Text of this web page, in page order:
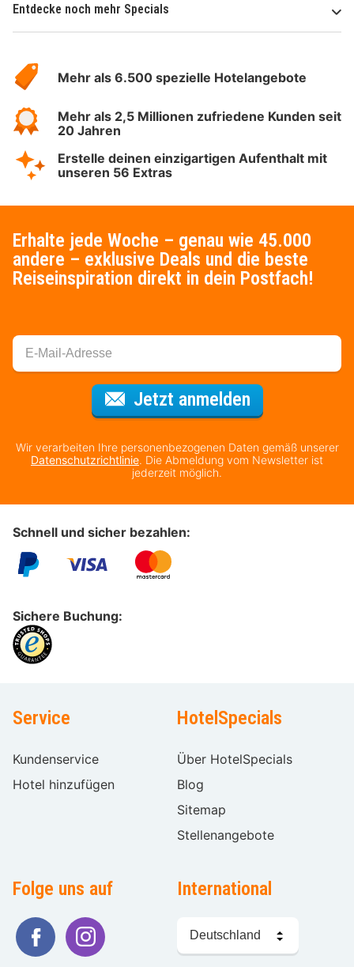
Entdecke noch mehr Specials
Hotelspecials
Mehr als 6.500 spezielle Hotelangebote
Mehr als 2,5 Millionen zufriedene Kunden seit
20 Jahren
Erstelle deinen einzigartigen Aufenthalt mit
unseren 56 Extras
Erhalte jede Woche – genau wie 45.000
andere – exklusive Deals und die beste
Reiseinspiration direkt in dein Postfach!
Jetzt anmeldenFür den
Wir verarbeiten Ihre personenbezogenen Daten gemäß unserer
Datenschutzrichtlinie. Die Abmeldung vom Newsletter ist
jederzeit möglich.
Schnell und sicher bezahlen:
Sichere Buchung:
Service
Kundenservice
Hotel hinzufügen
HotelSpecials
Über HotelSpecials
Blog
Sitemap
Stellenangebote
Folge uns auf International
wählen